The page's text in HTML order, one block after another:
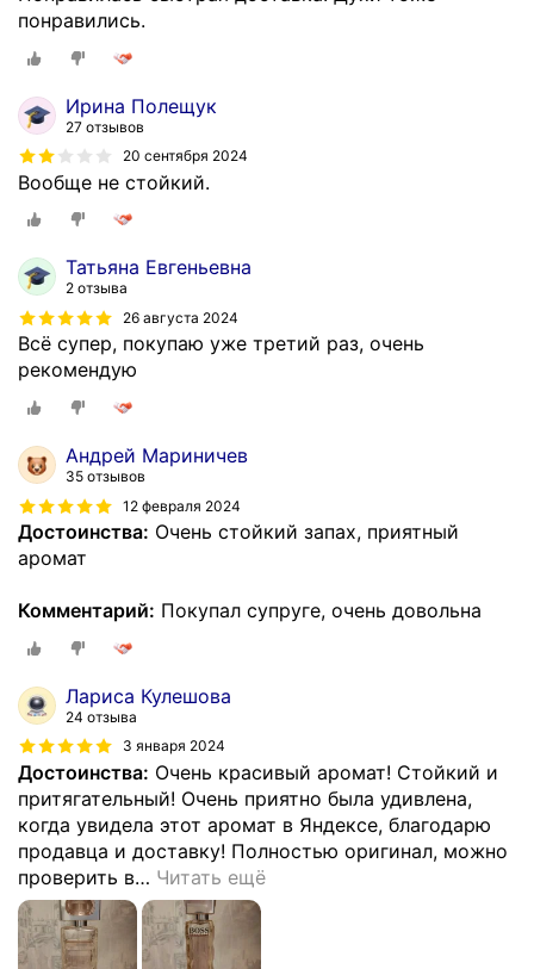
понравились.
Ирина Полещук
27 отзывов
20 сентября 2024
Вообще не стойкий.
Татьяна Евгеньевна
2 отзыва
26 августа 2024
Всё супер, покупаю уже третий раз, очень
рекомендую
Андрей Мариничев
35 отзывов
12 февраля 2024
Достоинства: Очень стойкий запах, приятный
аромат
Комментарий: Покупал супруге, очень довольна
Лариса Кулешова
24 отзыва
3 января 2024
Достоинства: Очень красивый аромат! Стойкий и
притягательный! Очень приятно была удивлена,
когда увидела этот аромат в Яндексе, благодарю
продавца и доставку! Полностью оригинал, можно
проверить в… Читать ещё